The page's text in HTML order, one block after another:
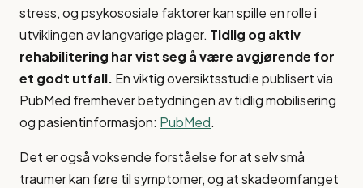
stress, og psykososiale faktorer kan spille en rolle i
utviklingen av langvarige plager. Tidlig og aktiv
rehabilitering har vist seg å være avgjørende for
et godt utfall. En viktig oversiktsstudie publisert via
PubMed fremhever betydningen av tidlig mobilisering
og pasientinformasjon: PubMed.
Det er også voksende forståelse for at selv små
traumer kan føre til symptomer, og at skadeomfanget